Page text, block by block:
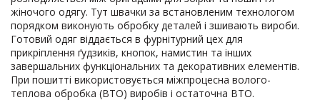
жіночого одягу. Тут швачки за встановленим технологом
порядком виконують обробку деталей і зшивають вироби.
Готовий одяг віддається в фурнітурний цех для
прикріплення ґудзиків, кнопок, намистин та інших
завершальних функціональних та декоративних елементів.
При пошитті використовується міжпроцесна волого-
теплова обробка (ВТО) виробів і остаточна ВТО.